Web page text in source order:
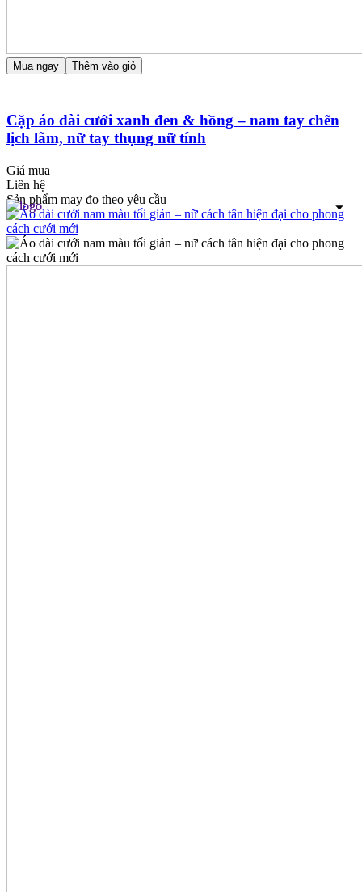
Mua ngay Thêm vào giỏ
Cặp áo dài cưới xanh đen & hồng – nam tay chẽn
lịch lãm, nữ tay thụng nữ tính
Giá mua
Liên hệ
Sản phẩm may đo theo yêu cầu